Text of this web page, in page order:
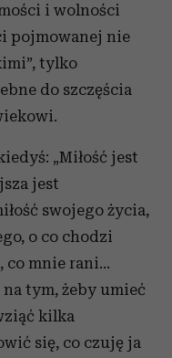
i wolności
pojmowanej nie
tylko
do szczęścia
„Miłość jest
jest
swojego życia,
o co chodzi
co mnie rani…
tym, żeby umieć
kilka
się, co czuję ja